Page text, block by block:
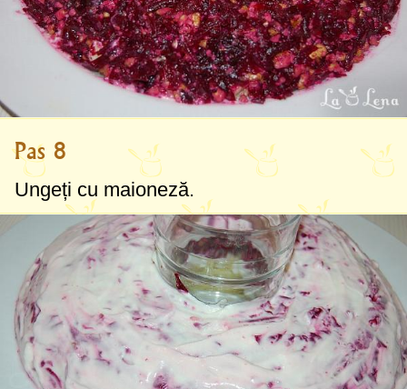
Pas 8
Ungeți cu maioneză.